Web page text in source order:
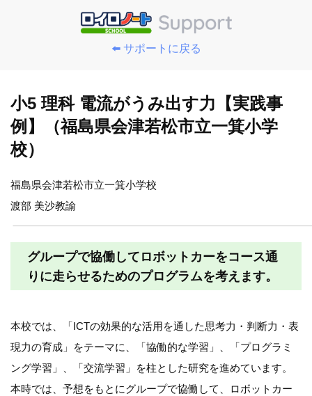
⬅️ サポートに戻る
小5 理科 電流がうみ出す力【実践事
例】（福島県会津若松市立一箕小学
校）
福島県会津若松市立一箕小学校
渡部 美沙教諭
グループで協働してロボットカーをコース通
りに走らせるためのプログラムを考えます。
本校では、「ICTの効果的な活用を通した思考力・判断力・表
現力の育成」をテーマに、「協働的な学習」、「プログラミ
ング学習」、「交流学習」を柱とした研究を進めています。
本時では、予想をもとにグループで協働して、ロボットカー